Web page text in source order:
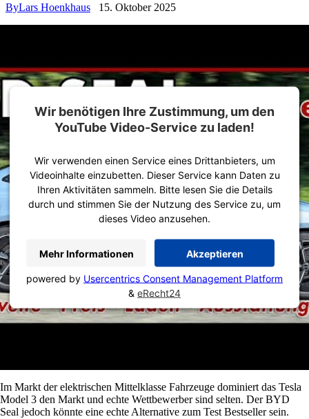
ByLars Hoenkhaus 15. Oktober 2025
Wir benötigen Ihre Zustimmung, um den
YouTube Video-Service zu laden!
Wir verwenden einen Service eines Drittanbieters, um
Videoinhalte einzubetten. Dieser Service kann Daten zu
Ihren Aktivitäten sammeln. Bitte lesen Sie die Details
durch und stimmen Sie der Nutzung des Service zu, um
dieses Video anzusehen.
Mehr Informationen Akzeptieren
powered by Usercentrics Consent Management Platform
& eRecht24
Im Markt der elektrischen Mittelklasse Fahrzeuge dominiert das Tesla
Model 3 den Markt und echte Wettbewerber sind selten. Der BYD
Seal jedoch könnte eine echte Alternative zum Test Bestseller sein.